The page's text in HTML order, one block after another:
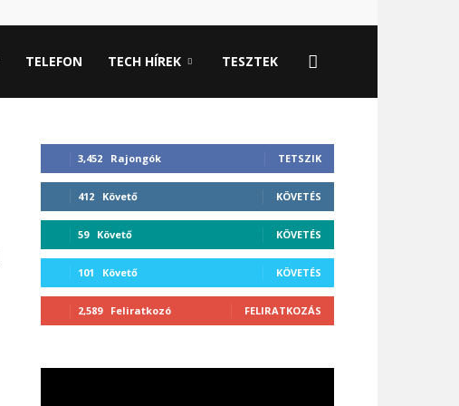
TELEFON TECH HÍREK TESZTEK
3,452 Rajongók TETSZIK
412 Követő KÖVETÉS
59 Követő KÖVETÉS
101 Követő KÖVETÉS
2,589 Feliratkozó FELIRATKOZÁS